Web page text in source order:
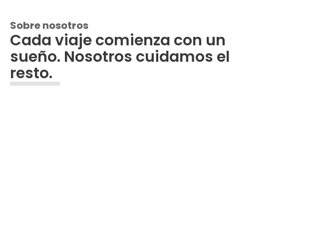
Sobre nosotros
Cada viaje comienza con un
sueño. Nosotros cuidamos el
resto.